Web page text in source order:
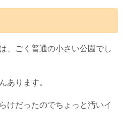
、ごく普通の小さい公園でし
あります。
けだったのでちょっと汚いイ